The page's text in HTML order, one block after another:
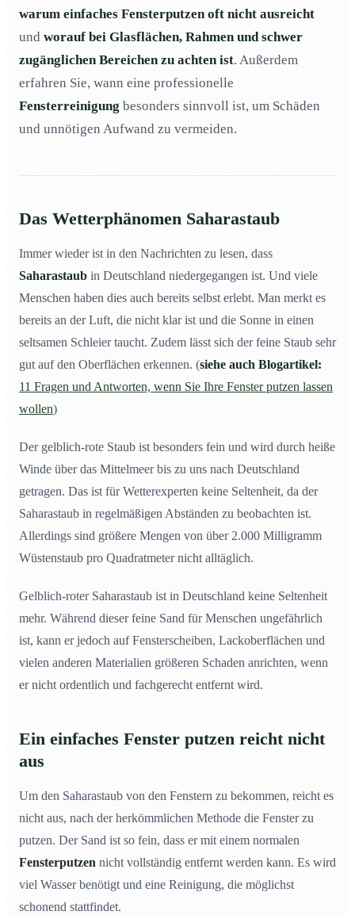
warum einfaches Fensterputzen oft nicht ausreicht
und worauf bei Glasflächen, Rahmen und schwer
zugänglichen Bereichen zu achten ist. Außerdem
erfahren Sie, wann eine professionelle
Fensterreinigung besonders sinnvoll ist, um Schäden
und unnötigen Aufwand zu vermeiden.
Das Wetterphänomen Saharastaub
Immer wieder ist in den Nachrichten zu lesen, dass
Saharastaub in Deutschland niedergegangen ist. Und viele
Menschen haben dies auch bereits selbst erlebt. Man merkt es
bereits an der Luft, die nicht klar ist und die Sonne in einen
seltsamen Schleier taucht. Zudem lässt sich der feine Staub sehr
gut auf den Oberflächen erkennen. (siehe auch Blogartikel:
11 Fragen und Antworten, wenn Sie Ihre Fenster putzen lassen
wollen)
Der gelblich-rote Staub ist besonders fein und wird durch heiße
Winde über das Mittelmeer bis zu uns nach Deutschland
getragen. Das ist für Wetterexperten keine Seltenheit, da der
Saharastaub in regelmäßigen Abständen zu beobachten ist.
Allerdings sind größere Mengen von über 2.000 Milligramm
Wüstenstaub pro Quadratmeter nicht alltäglich.
Gelblich-roter Saharastaub ist in Deutschland keine Seltenheit
mehr. Während dieser feine Sand für Menschen ungefährlich
ist, kann er jedoch auf Fensterscheiben, Lackoberflächen und
vielen anderen Materialien größeren Schaden anrichten, wenn
er nicht ordentlich und fachgerecht entfernt wird.
Ein einfaches Fenster putzen reicht nicht
aus
Um den Saharastaub von den Fenstern zu bekommen, reicht es
nicht aus, nach der herkömmlichen Methode die Fenster zu
putzen. Der Sand ist so fein, dass er mit einem normalen
Fensterputzen nicht vollständig entfernt werden kann. Es wird
viel Wasser benötigt und eine Reinigung, die möglichst
schonend stattfindet.